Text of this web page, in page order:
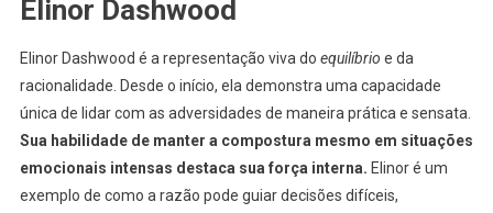
Elinor Dashwood
Elinor Dashwood é a representação viva do equilíbrio e da
racionalidade. Desde o início, ela demonstra uma capacidade
única de lidar com as adversidades de maneira prática e sensata.
Sua habilidade de manter a compostura mesmo em situações
emocionais intensas destaca sua força interna. Elinor é um
exemplo de como a razão pode guiar decisões difíceis,